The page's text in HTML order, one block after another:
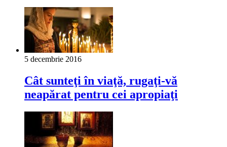
5 decembrie 2016
Cât sunteţi în viaţă, rugaţi-vă
neapărat pentru cei apropiaţi